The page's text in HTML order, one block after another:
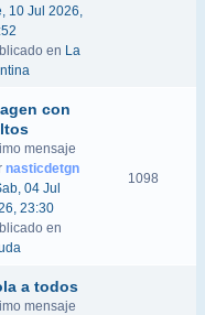
10 Jul 2026,
en La
con
mensaje
nasticdetgn
04 Jul
23:30
en
1098
a todos
mensaje